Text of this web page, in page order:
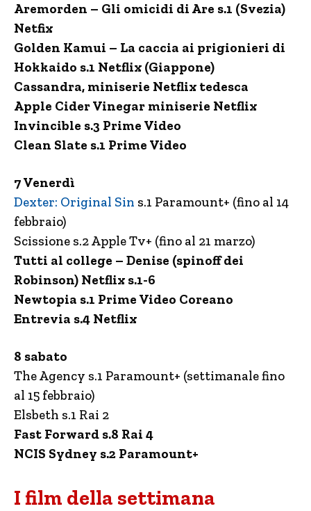
Aremorden – Gli omicidi di Are s.1 (Svezia)
Netfix
Golden Kamui – La caccia ai prigionieri di
Hokkaido s.1 Netflix (Giappone)
Cassandra, miniserie Netflix tedesca
Apple Cider Vinegar miniserie Netflix
Invincible s.3 Prime Video
Clean Slate s.1 Prime Video
7 Venerdì
Dexter: Original Sin s.1 Paramount+ (fino al 14
febbraio)
Scissione s.2 Apple Tv+ (fino al 21 marzo)
Tutti al college – Denise (spinoff dei
Robinson) Netflix s.1-6
Newtopia s.1 Prime Video Coreano
Entrevia s.4 Netflix
8 sabato
The Agency s.1 Paramount+ (settimanale fino
al 15 febbraio)
Elsbeth s.1 Rai 2
Fast Forward s.8 Rai 4
NCIS Sydney s.2 Paramount+
I film della settimana